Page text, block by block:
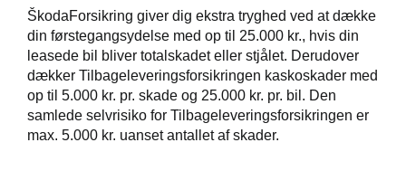
ŠkodaForsikring giver dig ekstra tryghed ved at dække
din førstegangsydelse med op til 25.000 kr., hvis din
leasede bil bliver totalskadet eller stjålet. Derudover
dækker Tilbageleveringsforsikringen kaskoskader med
op til 5.000 kr. pr. skade og 25.000 kr. pr. bil. Den
samlede selvrisiko for Tilbageleveringsforsikringen er
max. 5.000 kr. uanset antallet af skader.